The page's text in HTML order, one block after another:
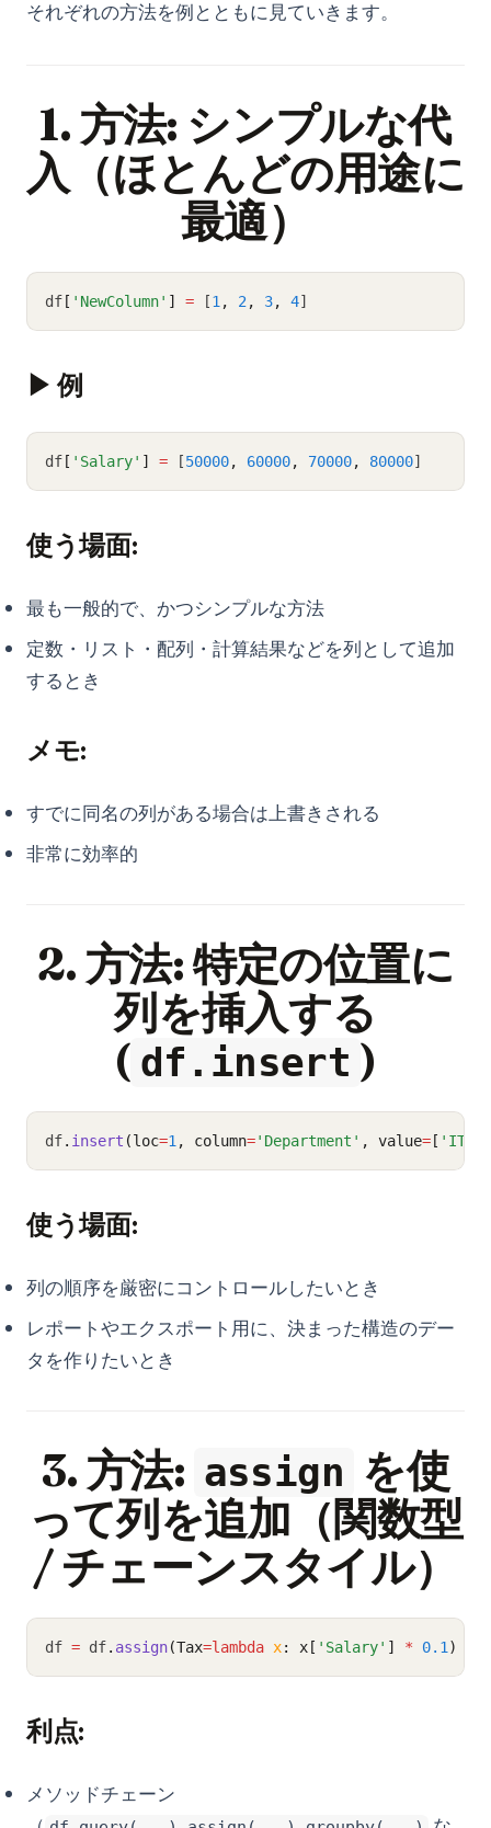
それぞれの方法を例とともに見ていきます。
1. 方法: シンプルな代
入（ほとんどの用途に
最適）
df [ 'NewColumn' ] = [1 , 2 , 3, 4]
▶ 例
df [ 'Salary' ] = [50000, 60000, 70000, 80000]
使う場面:
最も一般的で、かつシンプルな方法
定数・リスト・配列・計算結果などを列として追加
するとき
メモ:
すでに同名の列がある場合は上書きされる
非常に効率的
2. 方法: 特定の位置に
列を挿入する
( df.insert )
df. insert (loc=1 , column='Department' , value= [ 'IT'
使う場面:
列の順序を厳密にコントロールしたいとき
レポートやエクスポート用に、決まった構造のデー
タを作りたいとき
3. 方法: assign を使
って列を追加（関数型
/ チェーンスタイル）
df = df. assign(Tax=lambda x: x[ 'Salary' ] * 0.1 )
利点:
メソッドチェーン